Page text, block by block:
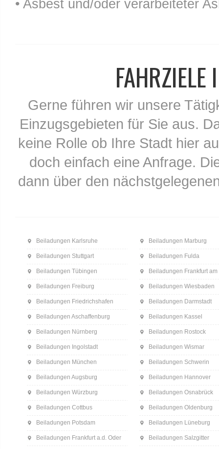
• Asbest und/oder verarbeiteter
Gerne führen wir unsere
Einzugsgebieten für Sie aus.
keine Rolle ob Ihre Stadt hier
doch einfach eine Anfrage.
dann über den
Beiladungen Karlsruhe
Beiladungen Stuttgart
Beiladungen Tübingen
Beiladungen Freiburg
Beiladungen Friedrichshafen
Beiladungen Aschaffenburg
Beiladungen Nürnberg
Beiladungen Ingolstadt
Beiladungen München
Beiladungen Augsburg
Beiladungen Würzburg
Beiladungen Cottbus
Beiladungen Potsdam
Beiladungen Frankfurt a.d. Oder
Beiladungen Marburg
Beiladungen Fulda
Beiladungen Frankfurt am
Beiladungen Wiesbaden
Beiladungen Darmstadt
Beiladungen Kassel
Beiladungen Rostock
Beiladungen Wismar
Beiladungen Schwerin
Beiladungen Hannover
Beiladungen Osnabrück
Beiladungen Oldenburg
Beiladungen Lüneburg
Beiladungen Salzgitter